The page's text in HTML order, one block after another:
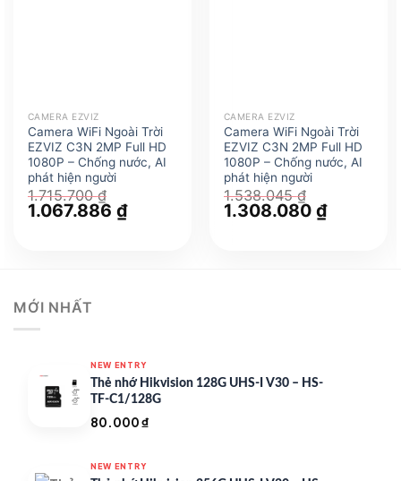
CAMERA EZVIZ
Camera WiFi Ngoài Trời
EZVIZ C3N 2MP Full HD
1080P – Chống nước, AI
phát hiện người
1.715.700₫
Giá
gốc
1.067.886 ₫Giá
hiện
CAMERA EZVIZ
Camera WiFi Ngoài Trời
EZVIZ C3N 2MP Full HD
1080P – Chống nước, AI
phát hiện người
1.538.045₫
Giá
gốc
1.308.080 ₫Giá
hiện
MỚI NHẤT
NEW ENTRY
Thẻ nhớ Hikvision 128G UHS-I V30 – HS-
TF-C1/128G
80.000₫
NEW ENTRY